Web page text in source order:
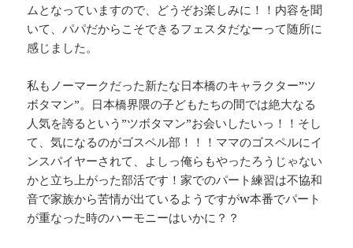
ムとなっていますので、どうぞお楽しみに！！内容を聞
いて、パパだからこそできるフェスタだなーって随所に
感じました。
私もノーマークだった新たな日本橋のキャラクター”ツ
ボタマン”。日本橋界隈の子どもたちの間では絶大なる
人気を誇るという”ツボタマン”お会いしたいっ！！そし
て、気になるのがゴスペル部！！！ママのゴスペルにイ
ンスパイヤーされて、よしっ俺らもやったろうじゃない
かと立ち上がった部活です！家でのパート練習は不協和
音で家族から苦情が出ているようですがw本番でパート
が重なった時のハーモニーはいかに？？